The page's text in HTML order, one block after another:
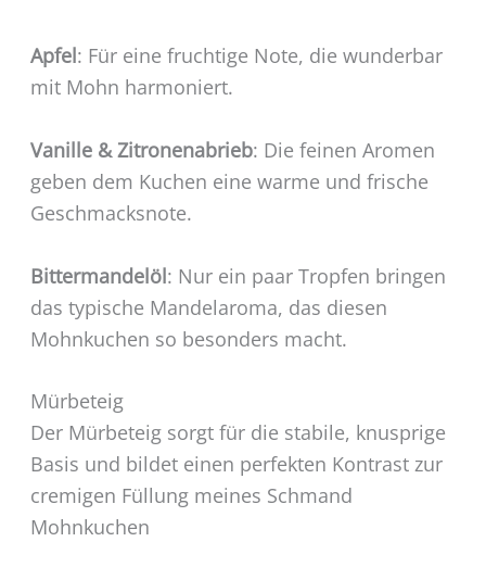
Apfel: Für eine fruchtige Note, die wunderbar
mit Mohn harmoniert.
Vanille & Zitronenabrieb: Die feinen Aromen
geben dem Kuchen eine warme und frische
Geschmacksnote.
Bittermandelöl: Nur ein paar Tropfen bringen
das typische Mandelaroma, das diesen
Mohnkuchen so besonders macht.
Mürbeteig
Der Mürbeteig sorgt für die stabile, knusprige
Basis und bildet einen perfekten Kontrast zur
cremigen Füllung meines Schmand
Mohnkuchen